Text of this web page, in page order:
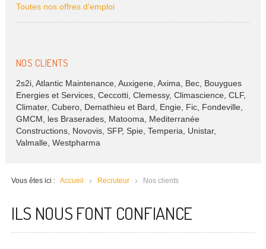
Toutes nos offres d'emploi
NOS CLIENTS
2s2i, Atlantic Maintenance, Auxigene, Axima, Bec, Bouygues
Energies et Services, Ceccotti, Clemessy, Climascience, CLF,
Climater, Cubero, Demathieu et Bard, Engie, Fic, Fondeville,
GMCM, les Braserades, Matooma, Mediterranée
Constructions, Novovis, SFP, Spie, Temperia, Unistar,
Valmalle, Westpharma
Vous êtes ici : Accueil Recruteur Nos clients
ILS NOUS FONT CONFIANCE